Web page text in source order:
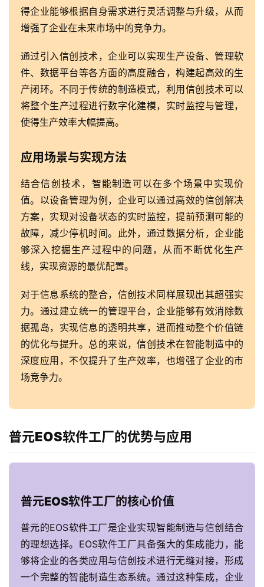
动
产
解
得企业能够根据自身需求进行灵活调整与升级，从而
增强了企业在未来市场中的竞争力。
通过引入信创技术，企业可以实现生产设备、管理软
件、数据平台等各方面的高度融合，构建起高效的生
产闭环。不同于传统的制造模式，利用信创技术可以
将整个生产过程进行数字化建模，实时监控与管理，
使得生产效率大幅提高。
应用场景与实现方法
结合信创技术，智能制造可以在多个场景中实现价
值。以设备管理为例，企业可以通过高效的信创解决
方案，实现对设备状态的实时监控，提前预测可能的
故障，减少停机时间。此外，通过数据分析，企业能
够深入挖掘生产过程中的问题，从而不断优化生产
线，实现资源的最优配置。
对于信息系统的整合，信创技术同样展现出其超强实
力。通过建立统一的管理平台，企业能够有效消除数
据孤岛，实现信息的透明共享，进而推动整个价值链
的优化与提升。总的来说，信创技术在智能制造中的
深度应用，不仅提升了生产效率，也增强了企业的市
场竞争力。
普元EOS软件工厂的优势与应用
普元EOS软件工厂的核心价值
普元的EOS软件工厂是企业实现智能制造与信创结合
的理想选择。EOS软件工厂具备强大的集成能力，能
够将企业的各类应用与信创技术进行无缝对接，形成
一个完整的智能制造生态系统。通过这种集成，企业